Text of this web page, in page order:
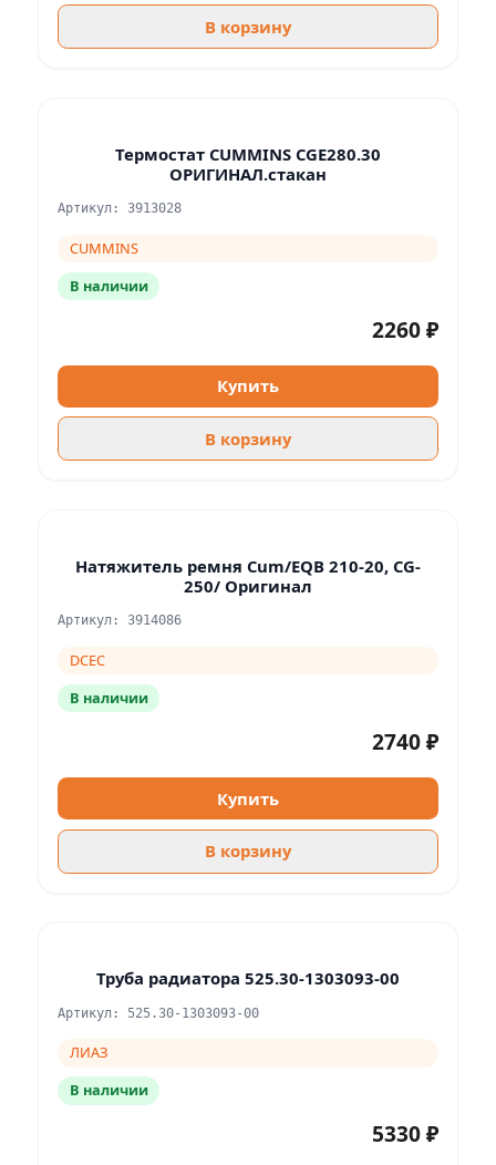
В корзину
Термостат CUMMINS CGE280.30
ОРИГИНАЛ.стакан
Артикул: 3913028
CUMMINS
В наличии
2260 ₽
Купить
В корзину
Натяжитель ремня Cum/EQB 210-20, CG-
250/ Оригинал
Артикул: 3914086
DCEC
В наличии
2740 ₽
Купить
В корзину
Труба радиатора 525.30-1303093-00
Артикул: 525.30-1303093-00
ЛИАЗ
В наличии
5330 ₽